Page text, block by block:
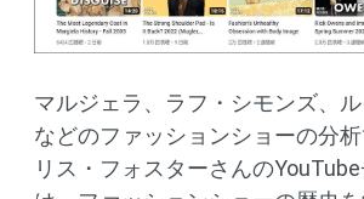
マルジェラ、ラフ・シモンズ、
などのファッションショーの分
リス・フォスターさんの